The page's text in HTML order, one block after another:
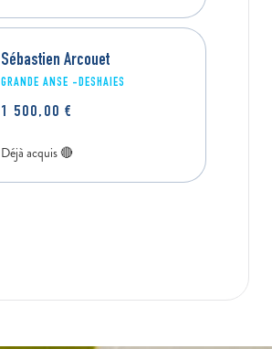
Sébastien Arcouet
GRANDE ANSE -DESHAIES
1 500,00€